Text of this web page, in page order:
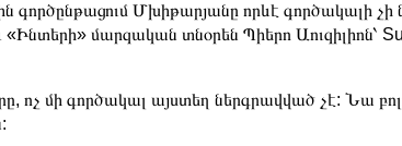
գործընթացում Մխիթարյանը որևէ գործակալի չի
մարզական տնօրեն Պիերո Աուզիլիոն՝
ոչ մի գործակալ այստեղ ներգրավված չէ: Նա